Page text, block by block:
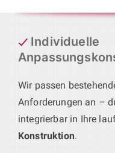
Individuelle
Wir passen
Anforderungen an –
integrierbar in Ihre
Konstruktion.